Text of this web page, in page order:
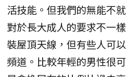
活技能。但我們的無能不
對於長大成人的要求不一
裝屋頂天線，但有些人可
頻道。比較年輕的男性很